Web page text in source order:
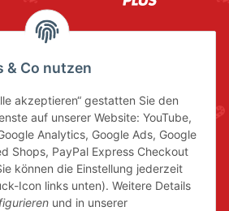
& Co nutzen
akzeptieren“ gestatten Sie den
auf unserer Website: YouTube,
Analytics, Google Ads, Google
Shops, PayPal Express Checkout
können die Einstellung jederzeit
Icon links unten). Weitere Details
und in unserer